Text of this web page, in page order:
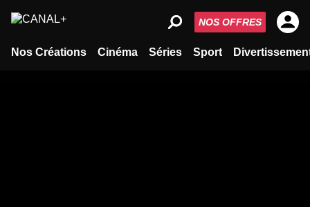
Nos Créations Cinéma Séries Sport
NOS OFFRES